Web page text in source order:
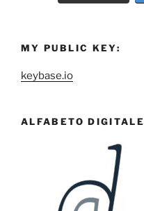
MY PUBLIC KEY:
keybase.io
ALFABETO DIGITALE